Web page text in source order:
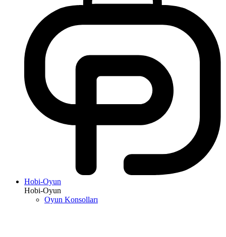
Hobi-Oyun
Hobi-Oyun
Oyun Konsolları